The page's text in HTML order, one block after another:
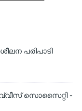
പരിപാടി
സൊസൈറ്റി -